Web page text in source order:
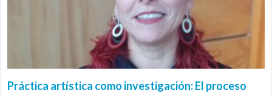
Práctica artística como investigación: El proceso